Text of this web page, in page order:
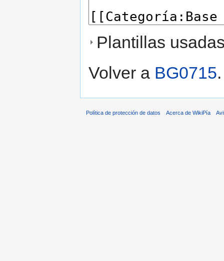
Plantillas
Volver a BG0715.
Política de protección de datos Acerca de WikiPía